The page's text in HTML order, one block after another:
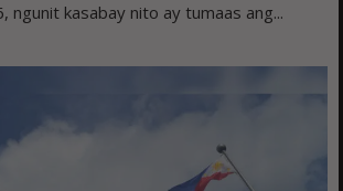
ngunit kasabay nito ay tumaas ang...